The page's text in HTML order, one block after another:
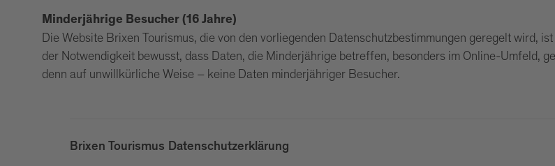
Minderjährige Besucher (16 Jahre)
Die Website Brixen Tourismus, die von den vorliegenden Datenschutzbestimmungen geregelt wird,
der Notwendigkeit bewusst, dass Daten, die Minderjährige betreffen, besonders im Online-Umfeld,
denn auf unwillkürliche Weise – keine Daten minderjähriger Besucher.
Brixen Tourismus Datenschutzerklärung